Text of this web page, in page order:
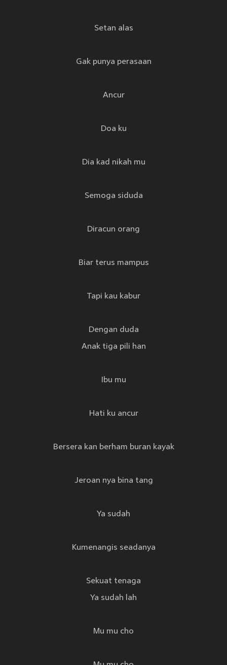
Setan alas
Gak punya perasaan
Ancur
Doa ku
Dia kad nikah mu
Semoga siduda
Diracun orang
Biar terus mampus
Tapi kau kabur
Dengan duda
Anak tiga pili han
Ibu mu
Hati ku ancur
Bersera kan berham buran kayak
Jeroan nya bina tang
Ya sudah
Kumenangis seadanya
Sekuat tenaga
Ya sudah lah
Mu mu cho